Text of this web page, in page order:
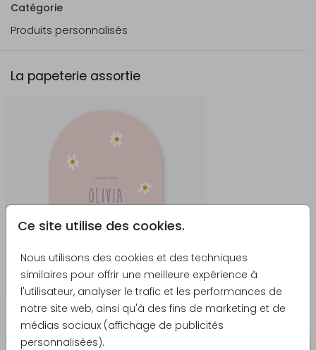
Ce site utilise des cookies.
Nous utilisons des cookies et des techniques
similaires pour offrir une meilleure expérience à
l'utilisateur, analyser le trafic et les performances de
notre site web, ainsi qu'à des fins de marketing et de
médias sociaux (affichage de publicités
personnalisées).
Catégorie
Produits personnalisés
La papeterie assortie
Produits qui pourraient vous intéresser